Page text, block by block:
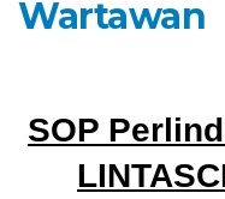
Wartawan
SOP